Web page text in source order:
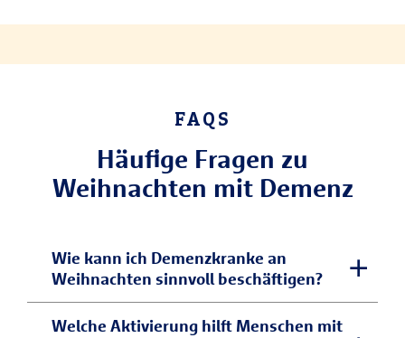
FAQS
Häufige Fragen zu
Weihnachten mit Demenz
Wie kann ich Demenzkranke an
Weihnachten sinnvoll beschäftigen?
Demenzkranke reagieren besonders gut
Welche Aktivierung hilft Menschen mit